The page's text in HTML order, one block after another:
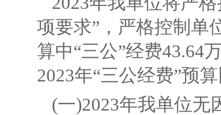
项要求”，严格控制单
算中“三公”经费43.64
2023年“三公经费”预
(一)2023年我单位无